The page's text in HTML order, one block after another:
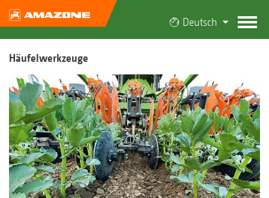
Deutsch
Häufelwerkzeuge